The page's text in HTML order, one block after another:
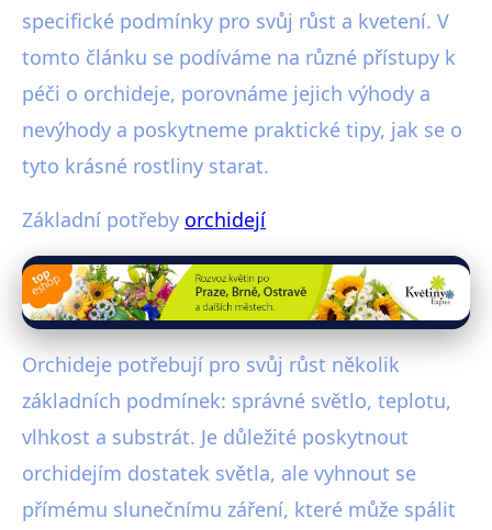
specifické podmínky pro svůj růst a kvetení. V
tomto článku se podíváme na různé přístupy k
péči o orchideje, porovnáme jejich výhody a
nevýhody a poskytneme praktické tipy, jak se o
tyto krásné rostliny starat.
Základní potřeby orchidejí
Orchideje potřebují pro svůj růst několik
základních podmínek: správné světlo, teplotu,
vlhkost a substrát. Je důležité poskytnout
orchidejím dostatek světla, ale vyhnout se
přímému slunečnímu záření, které může spálit